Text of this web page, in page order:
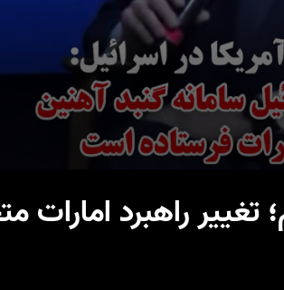
راهبرد امارات